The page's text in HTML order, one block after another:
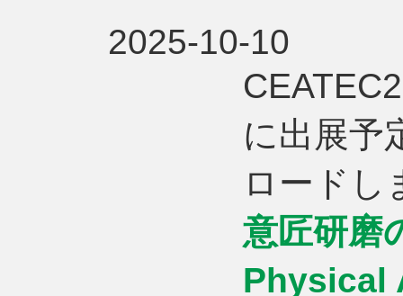
2025-10-10
に出展予
ロードし
意匠研磨
Physical